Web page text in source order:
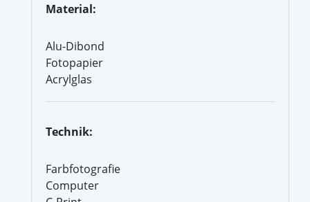
Material:
Alu-Dibond
Fotopapier
Acrylglas
Technik:
Farbfotografie
Computer